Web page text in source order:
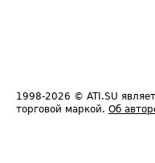
1998-2026 © ATI.SU
торговой маркой. Об